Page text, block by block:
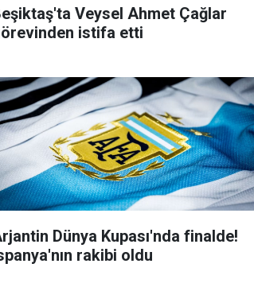
Veysel Ahmet Çağlar
istifa etti
Dünya Kupası'nda finalde!
rakibi oldu